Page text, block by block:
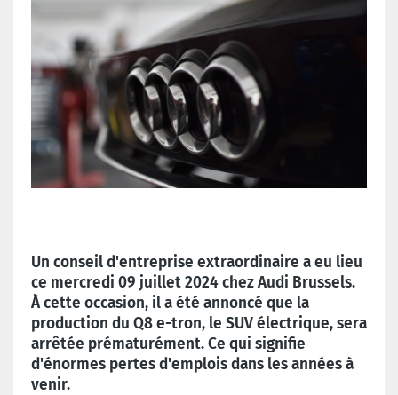
Un conseil d'entreprise extraordinaire a eu lieu
ce mercredi 09 juillet 2024 chez Audi Brussels.
À cette occasion, il a été annoncé que la
production du Q8 e-tron, le SUV électrique, sera
arrêtée prématurément. Ce qui signifie
d'énormes pertes d'emplois dans les années à
venir.